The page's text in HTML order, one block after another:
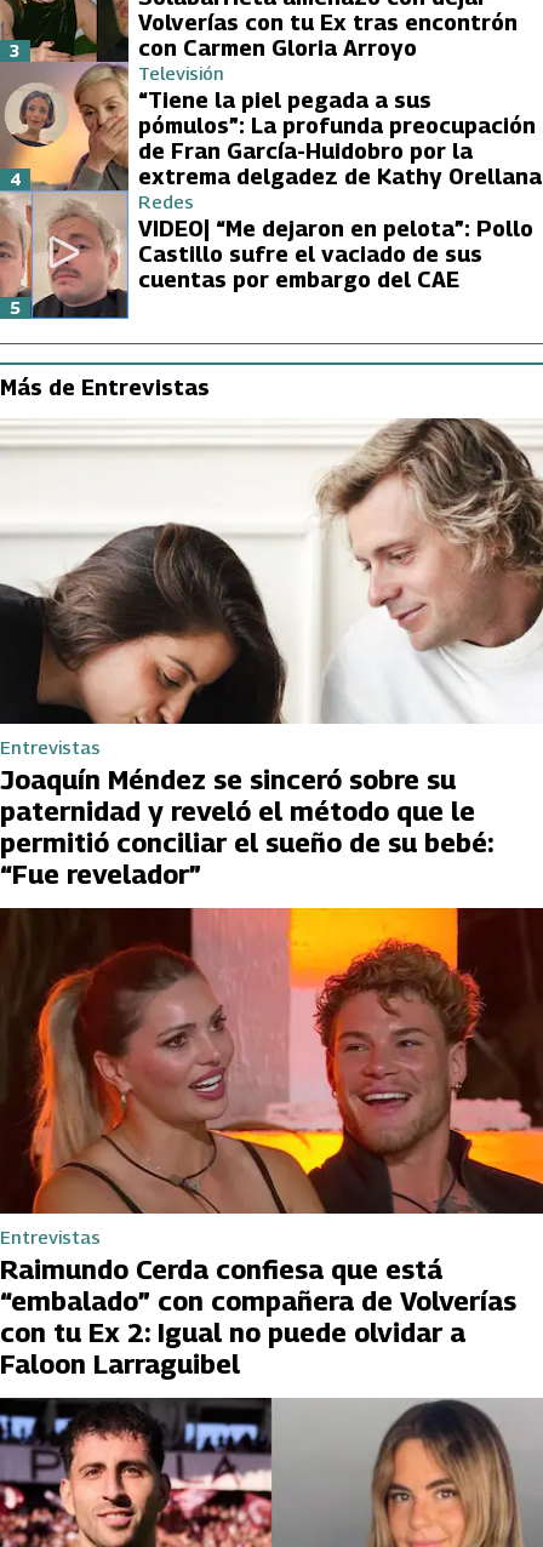
Volverías con tu Ex tras encontrón
con Carmen Gloria Arroyo
3
Televisión
“Tiene la piel pegada a sus
pómulos”: La profunda preocupación
de Fran García-Huidobro por la
extrema delgadez de Kathy Orellana
4
Redes
VIDEO| “Me dejaron en pelota”: Pollo
Castillo sufre el vaciado de sus
cuentas por embargo del CAE
5
Más de Entrevistas
Entrevistas
Joaquín Méndez se sinceró sobre su
paternidad y reveló el método que le
permitió conciliar el sueño de su bebé:
“Fue revelador”
Entrevistas
Raimundo Cerda confiesa que está
“embalado” con compañera de Volverías
con tu Ex 2: Igual no puede olvidar a
Faloon Larraguibel